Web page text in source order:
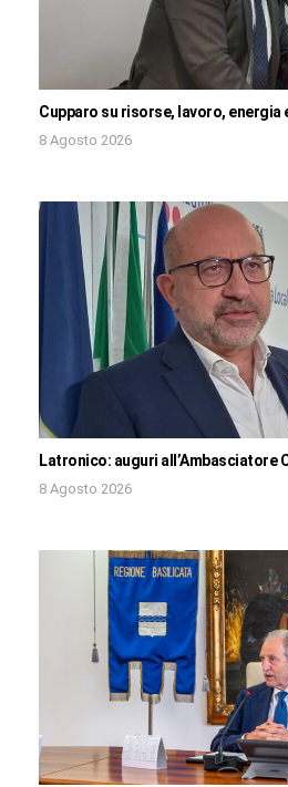
Cupparo su risorse, lavoro, energia
8 Agosto 2026
Latronico: auguri all’Ambasciatore
8 Agosto 2026